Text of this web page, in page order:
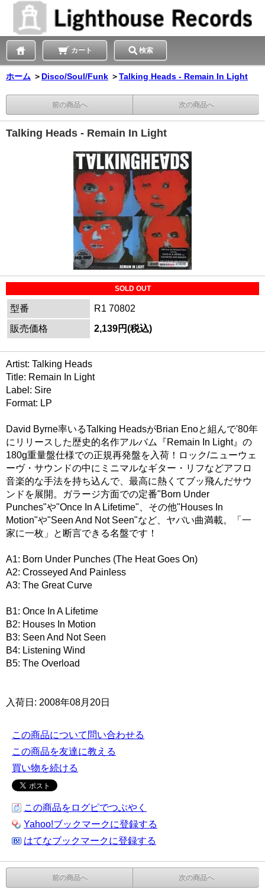
カート 検索
ホーム ＞ Disco/Soul/Funk ＞Talking Heads - Remain In Light
前の商品へ 次の商品へ
Talking Heads - Remain In Light
SOLD OUT
型番
R1 70802
販売価格
2,139円(税込)
Artist: Talking Heads
Title: Remain In Light
Label: Sire
Format: LP
David Byrne率いるTalking HeadsがBrian Enoと組んで'80年
にリリースした歴史的名作アルバム『Remain In Light』の
180g重量盤仕様での正規再発盤を入荷！ロック/ニューウェ
ーヴ・サウンドの中にミニマルなギター・リフなどアフロ
音楽的な手法を持ち込んで、最高に熱くてブッ飛んだサウ
ンドを展開。ガラージ方面での定番"Born Under
Punches"や"Once In A Lifetime"、その他"Houses In
Motion"や"Seen And Not Seen"など、ヤバい曲満載。「一
家に一枚」と断言できる名盤です！
A1: Born Under Punches (The Heat Goes On)
A2: Crosseyed And Painless
A3: The Great Curve
B1: Once In A Lifetime
B2: Houses In Motion
B3: Seen And Not Seen
B4: Listening Wind
B5: The Overload
入荷日: 2008年08月20日
この商品について問い合わせる
この商品を友達に教える
買い物を続ける
この商品をログピでつぶやく
Yahoo!ブックマークに登録する
はてなブックマークに登録する
前の商品へ 次の商品へ